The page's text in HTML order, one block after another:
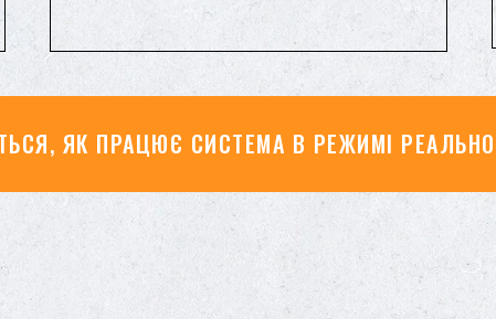
ЯК ПРАЦЮЄ СИСТЕМА В РЕЖИМІ